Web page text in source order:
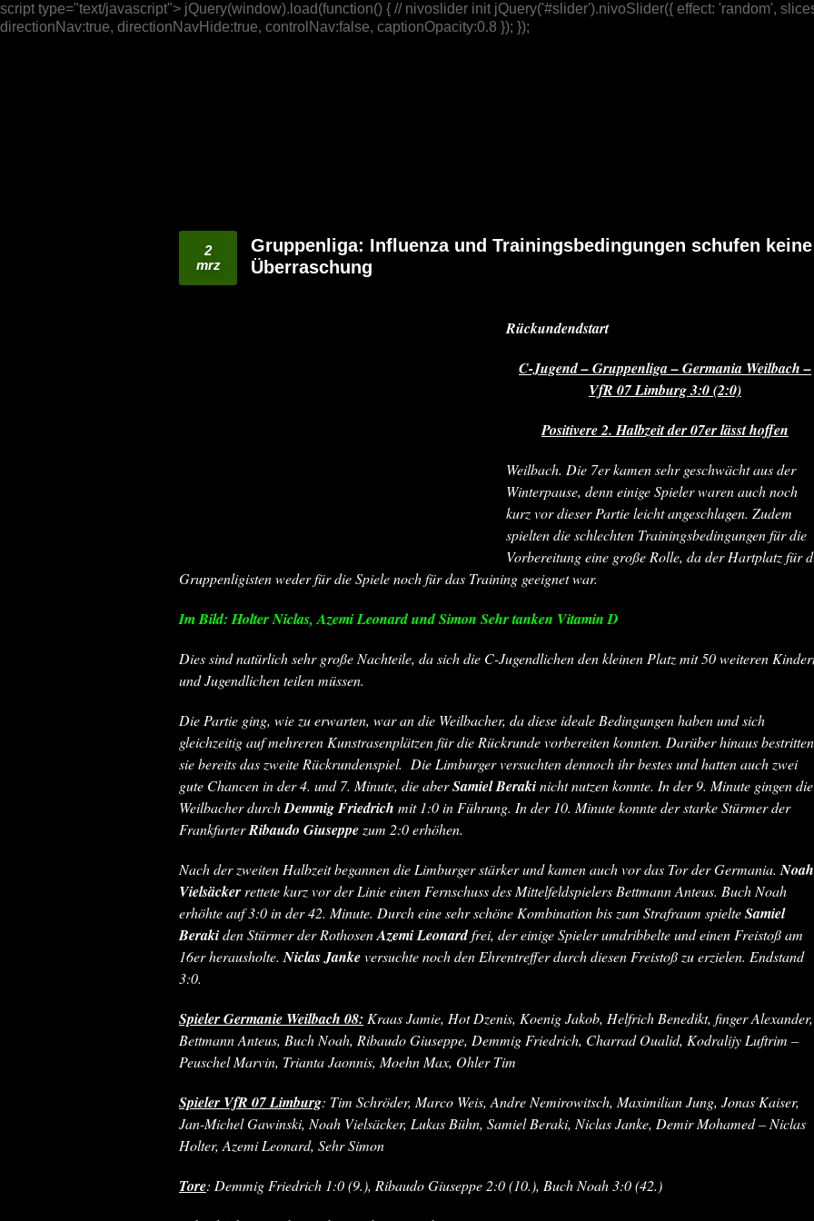
script type="text/javascript"> jQuery(window).load(function() { // nivoslider init jQuery('#slider').nivoSlider({ effect: 'random',
directionNav:true, directionNavHide:true, controlNav:false, captionOpacity:0.8 }); });
2
mrz
Gruppenliga: Influenza und Trainingsbedingungen schufen keine
Überraschung
Rückundendstart
C-Jugend – Gruppenliga – Germania Weilbach –
VfR 07 Limburg 3:0 (2:0)
Positivere 2. Halbzeit der 07er lässt hoffen
Weilbach. Die 7er kamen sehr geschwächt aus der
Winterpause, denn einige Spieler waren auch noch
kurz vor dieser Partie leicht angeschlagen. Zudem
spielten die schlechten Trainingsbedingungen für die
Vorbereitung eine große Rolle, da der Hartplatz für
Gruppenligisten weder für die Spiele noch für das Training geeignet war.
Im Bild: Holter Niclas, AzemiLeonard und Simon Sehr tanken Vitamin D
Dies sind natürlich sehr große Nachteile, da sich die C-Jugendlichen den kleinen Platz mit 50 weiteren
und Jugendlichen teilen müssen.
Die Partie ging, wie zu erwarten, war an die Weilbacher, da diese ideale Bedingungen haben und sich
gleichzeitig auf mehreren Kunstrasenplätzen für die Rückrunde vorbereiten konnten. Darüber hinaus bestritten
sie bereits das zweite Rückrundenspiel. Die Limburger versuchten dennoch ihr bestes und hatten auch zwei
gute Chancen in der 4. und 7. Minute, die aberSamiel Berakinicht nutzen konnte. In der 9. Minute gingen die
Weilbacher durchDemmig Friedrich mit 1:0 in Führung. In der 10. Minute konnte der starke Stürmer der
FrankfurterRibaudo Giuseppe zum 2:0 erhöhen.
Nach der zweiten Halbzeit begannen die Limburger stärker und kamen auch vor das Tor der Germania. Noah
Vielsäcker rettete kurz vor der Linie einen Fernschuss des Mittelfeldspielers Bettmann Anteus. Buch Noah
erhöhte auf 3:0 in der 42. Minute. Durch eine sehr schöne Kombination bis zum Strafraum spielteSamiel
Berakiden Stürmer der RothosenAzemi Leonardfrei, der einige Spieler umdribbelte und einen Freistoß am
16er herausholte. Niclas Jankeversuchte noch den Ehrentreffer durch diesen Freistoß zu erzielen. Endstand
3:0.
Spieler Germanie Weilbach 08: Kraas Jamie, Hot Dzenis, Koenig Jakob, Helfrich Benedikt, finger Alexander,
Bettmann Anteus, Buch Noah, Ribaudo Giuseppe, Demmig Friedrich, Charrad Oualid, Kodralijy Luftrim –
Peuschel Marvin, Trianta Jaonnis, Moehn Max, Ohler Tim
Spieler VfR 07 Limburg: Tim Schröder, Marco Weis, Andre Nemirowitsch, Maximilian Jung, Jonas Kaiser,
Jan-Michel Gawinski, Noah Vielsäcker, Lukas Bühn, Samiel Beraki, Niclas Janke, Demir Mohamed – Niclas
Holter, Azemi Leonard, Sehr Simon
Tore: Demmig Friedrich 1:0 (9.), Ribaudo Giuseppe 2:0 (10.), Buch Noah 3:0 (42.)